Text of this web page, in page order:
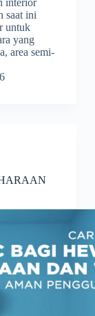
interior
saat ini
untuk
yang
area semi-